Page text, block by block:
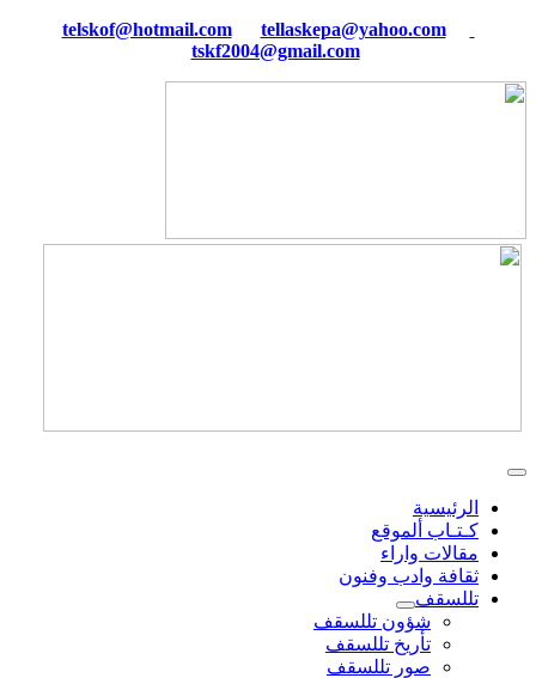
tellaskepa@yahoo.com
tskf2004@gmail.com
الرئيسية
كـتـاب ألموقع
مقالات واراء
ثقافة وادب وفنون
تللسقف
شؤون تللسقف
تأريخ تللسقف
صور تللسقف